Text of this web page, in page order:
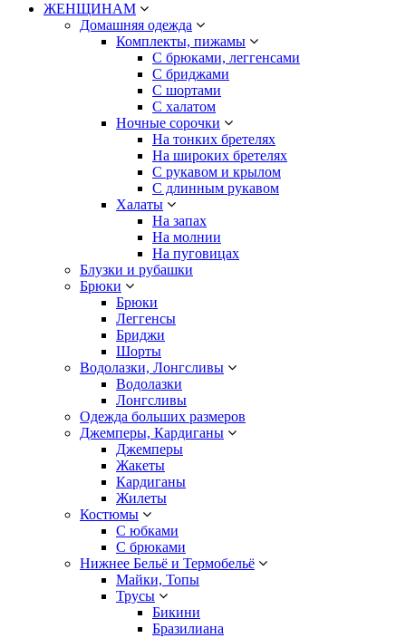
ЖЕНЩИНАМ
Домашняя одежда
Комплекты, пижамы
С брюками, леггенсами
С бриджами
С шортами
С халатом
Ночные сорочки
На тонких бретелях
На широких бретелях
С рукавом и крылом
С длинным рукавом
Халаты
На запах
На молнии
На пуговицах
Блузки и рубашки
Брюки
Брюки
Леггенсы
Бриджи
Шорты
Водолазки, Лонгсливы
Водолазки
Лонгсливы
Одежда больших размеров
Джемперы, Кардиганы
Джемперы
Жакеты
Кардиганы
Жилеты
Костюмы
С юбками
С брюками
Нижнее Бельё и Термобельё
Майки, Топы
Трусы
Бикини
Бразилиана